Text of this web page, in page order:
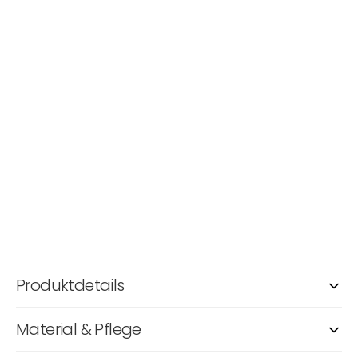
Produktdetails
Material & Pflege